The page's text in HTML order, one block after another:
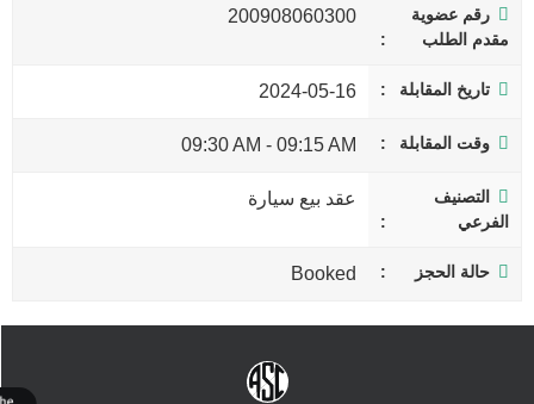
رقم عضوية
مقدم الطلب
200908060300
تاريخ المقابلة 2024-05-16
وقت المقابلة 09:15 AM
-
09:30 AM
التصنيف
الفرعي
عقد بيع سيارة
حالة الحجز Booked